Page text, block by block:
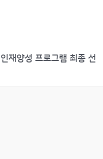
재양성 프로그램 최종 선